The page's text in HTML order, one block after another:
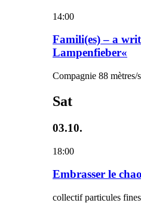
14:00
Famili(es) – a
Lampenfieber«
Compagnie 88 mètres/
Sat
03.10.
18:00
Embrasser le
collectif particules fines